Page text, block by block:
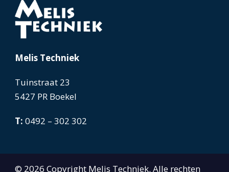
Melis Techniek
Tuinstraat 23
5427 PR Boekel
T: 0492 – 302 302
© 2026 Copyright Melis Techniek. Alle rechten